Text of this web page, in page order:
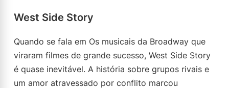
West Side Story
Quando se fala em Os musicais da Broadway que
viraram filmes de grande sucesso, West Side Story
é quase inevitável. A história sobre grupos rivais e
um amor atravessado por conflito marcou